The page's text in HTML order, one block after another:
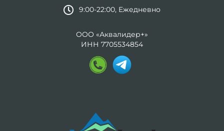
9:00-22:00, Ежедневно
ООО «Аквалидер+»
ИНН 7705534854